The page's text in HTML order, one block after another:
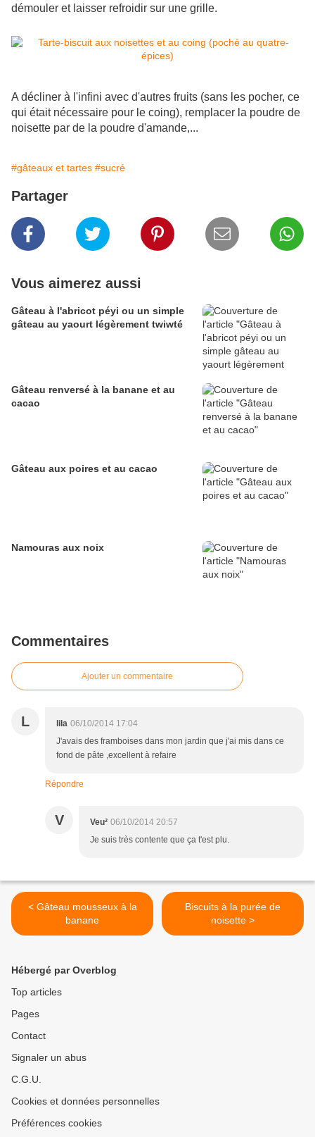
démouler et laisser refroidir sur une grille.
A décliner à l'infini avec d'autres fruits (sans les pocher, ce
qui était nécessaire pour le coing), remplacer la poudre de
noisette par de la poudre d'amande,...
#gâteaux et tartes #sucré
Partager
Vous aimerez aussi
Gâteau à l'abricot péyi ou un simple
gâteau au yaourt légèrement twiwté
Gâteau renversé à la banane et au
cacao
Gâteau aux poires et au cacao
Namouras aux noix
Commentaires
Ajouter un commentaire
L lila 06/10/2014 17:04
J'avais des framboises dans mon jardin que j'ai mis dans ce
fond de pâte ,excellent à refaire
Répondre
V Veu² 06/10/2014 20:57
Je suis très contente que ça t'est plu.
< Gâteau mousseux à la
banane
Biscuits à la purée de
noisette >
Hébergé par Overblog
Top articles
Pages
Contact
Signaler un abus
C.G.U.
Cookies et données personnelles
Préférences cookies